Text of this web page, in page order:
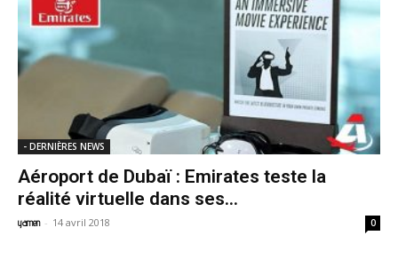
- DERNIÈRES NEWS
Aéroport de Dubaï : Emirates teste la
réalité virtuelle dans ses...
yamen - 14 avril 2018 0